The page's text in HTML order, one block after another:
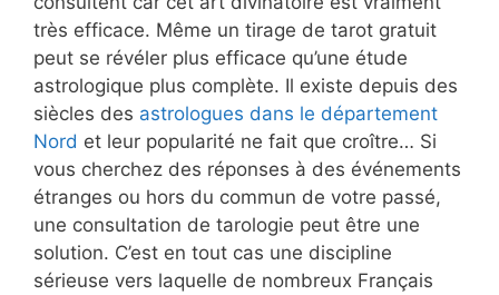
très efficace. Même un tirage de tarot gratuit
peut se révéler plus efficace qu’une étude
astrologique plus complète. Il existe depuis des
siècles des astrologues dans le département
Nord et leur popularité ne fait que croître… Si
vous cherchez des réponses à des événements
étranges ou hors du commun de votre passé,
une consultation de tarologie peut être une
solution. C’est en tout cas une discipline
sérieuse vers laquelle de nombreux Français